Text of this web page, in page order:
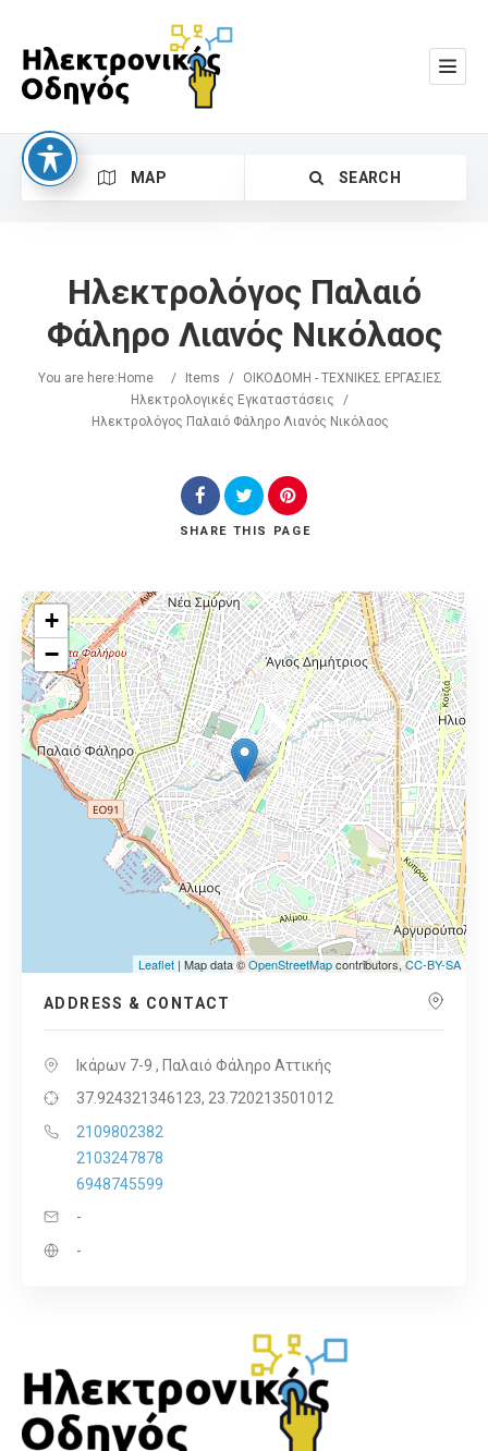
MAP SEARCH
Search
Ηλεκτρολόγος Παλαιό
Φάληρο Λιανός Νικόλαος
You are here: Home / Items /
ΟΙΚΟΔΟΜΗ - ΤΕΧΝΙΚΕΣ ΕΡΓΑΣΙΕΣ
Ηλεκτρολογικές Εγκαταστάσεις
/
Ηλεκτρολόγος Παλαιό Φάληρο Λιανός Νικόλαος
SHARE THIS PAGE
+
−
Leaflet | Map data ©OpenStreetMapcontributors,CC-BY-SA
ADDRESS & CONTACT
Ικάρων 7-9 , Παλαιό Φάληρο Αττικής
37.924321346123, 23.720213501012
2109802382
2103247878
6948745599
-
-